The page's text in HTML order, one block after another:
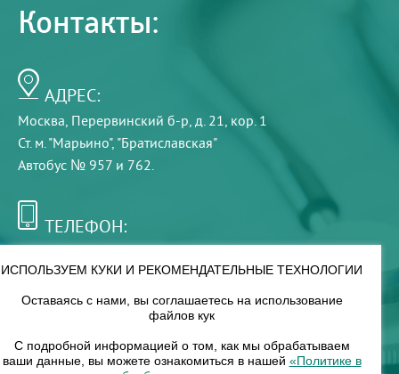
Контакты:
АДРЕС:
Москва, Перервинский б-р, д. 21, кор. 1
Ст. м. "Марьино", "Братиславская"
Автобус № 957 и 762.
ТЕЛЕФОН:
РЕЖИМ РАБОТЫ:
8 — 18
ИСПОЛЬЗУЕМ КУКИ И РЕКОМЕНДАТЕЛЬНЫЕ ТЕХНОЛОГИИ
Оставаясь с нами, вы соглашаетесь на использование
файлов кук
С подробной информацией о том, как мы обрабатываем
ваши данные, вы можете ознакомиться в нашей «Политике в